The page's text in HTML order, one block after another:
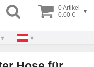
0 Artikel
0.00 €
▾